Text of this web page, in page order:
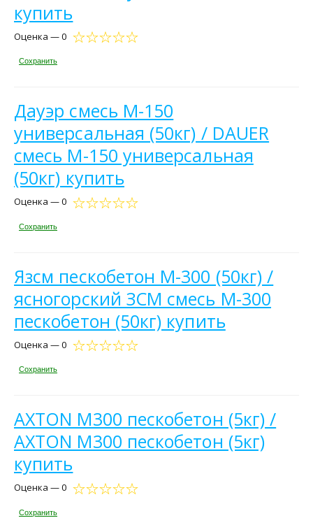
купить
Оценка — 0
Сохранить
Дауэр смесь М-150
универсальная (50кг) / DAUER
cмесь М-150 универсальная
(50кг) купить
Оценка — 0
Сохранить
Язсм пескобетон М-300 (50кг) /
ясногорский ЗСМ смесь М-300
пескобетон (50кг) купить
Оценка — 0
Сохранить
AXTON M300 пескобетон (5кг) /
AXTON M300 пескобетон (5кг)
купить
Оценка — 0
Сохранить